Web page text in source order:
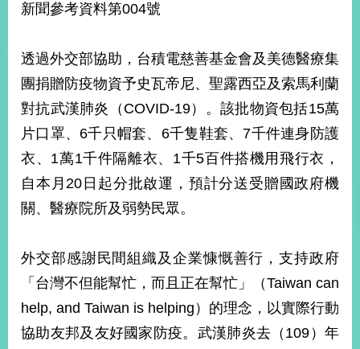
交
濟
不
落
國
台
海
平
護
回
頁
站
關
新聞參考資料第004號
透過外交部協助，台積電慈善基金會及美德醫療集
團捐贈防疫物資予史瓦帝尼、聖露西亞及索馬利蘭
對抗武漢肺炎（COVID-19）。該批物資包括15萬
片口罩、6千只帽套、6千隻鞋套、7千件連身防護
衣、1萬1千件隔離衣、1千5百件搭機用飛行衣，
自本月20日起分批啟運，預計分送受贈國政府機
關、醫療院所及弱勢民眾。
外交部感謝民間組織及企業慷慨善行，支持政府
「台灣不但能幫忙，而且正在幫忙」（Taiwan can
help, and Taiwan is helping）的理念，以實際行動
協助友邦及友好國家防疫。武漢肺炎去（109）年